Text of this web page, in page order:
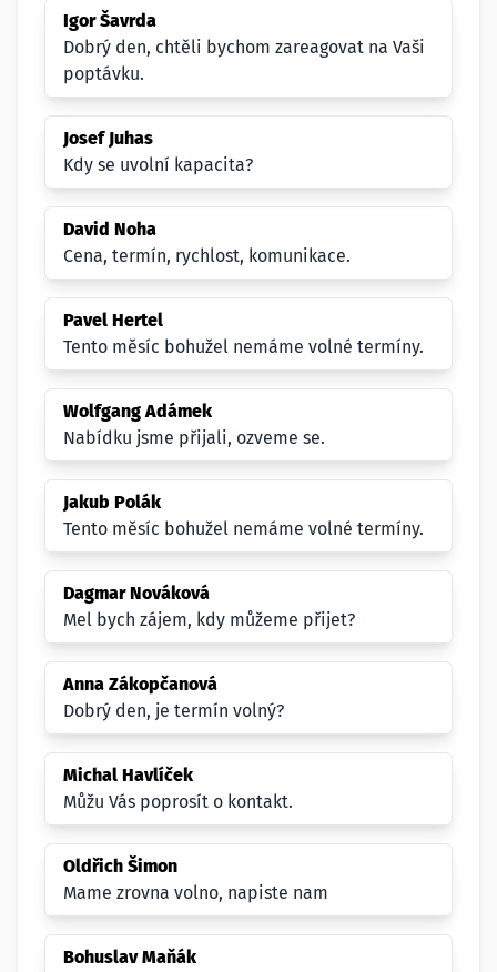
Igor Šavrda
Dobrý den, chtěli bychom zareagovat na Vaši
poptávku.
Josef Juhas
Kdy se uvolní kapacita?
David Noha
Cena, termín, rychlost, komunikace.
Pavel Hertel
Tento měsíc bohužel nemáme volné termíny.
Wolfgang Adámek
Nabídku jsme přijali, ozveme se.
Jakub Polák
Tento měsíc bohužel nemáme volné termíny.
Dagmar Nováková
Mel bych zájem, kdy můžeme přijet?
Anna Zákopčanová
Dobrý den, je termín volný?
Michal Havlíček
Můžu Vás poprosít o kontakt.
Oldřich Šimon
Mame zrovna volno, napiste nam
Bohuslav Maňák